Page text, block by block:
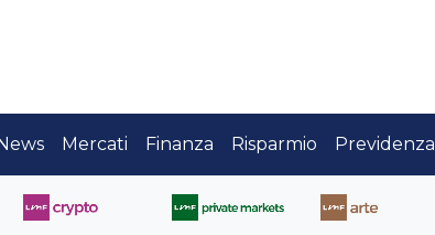
Mercati Finanza Risparmio Previdenza